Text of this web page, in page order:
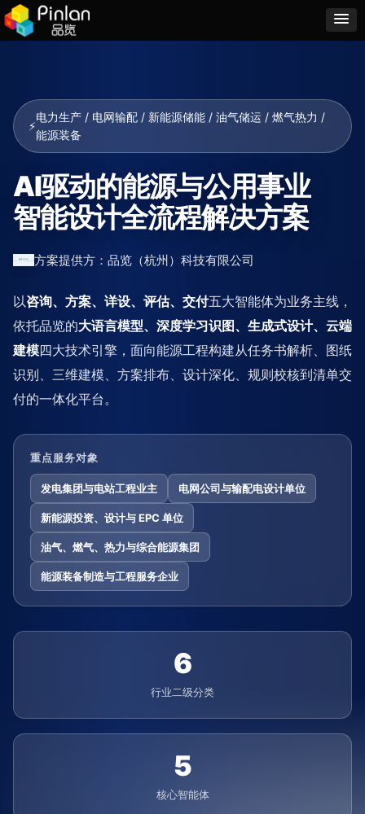
⚡
电力生产 / 电网输配 / 新能源储能 / 油气储运 / 燃气热力 /
能源装备
AI驱动的能源与公用事业
智能设计全流程解决方案
方案提供方：品览（杭州）科技有限公司
以咨询、方案、详设、评估、交付五大智能体为业务主线，
依托品览的大语言模型、深度学习识图、生成式设计、云端
建模四大技术引擎，面向能源工程构建从任务书解析、图纸
识别、三维建模、方案排布、设计深化、规则校核到清单交
付的一体化平台。
重点服务对象
发电集团与电站工程业主 电网公司与输配电设计单位
新能源投资、设计与 EPC 单位
油气、燃气、热力与综合能源集团
能源装备制造与工程服务企业
6
行业二级分类
5
核心智能体